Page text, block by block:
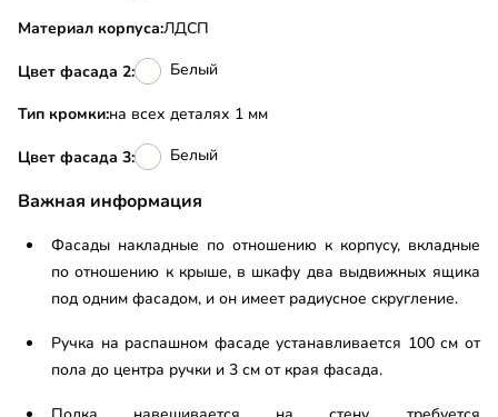
Материал корпуса:ЛДСП
Цвет фасада 2: Белый
Тип кромки:на всех деталях 1 мм
Цвет фасада 3: Белый
Важная информация
Фасады накладные по отношению к корпусу, вкладные
по отношению к крыше, в шкафу два выдвижных ящика
под одним фасадом, и он имеет радиусное скругление.
Ручка на распашном фасаде устанавливается 100 см от
пола до центра ручки и 3 см от края фасада.